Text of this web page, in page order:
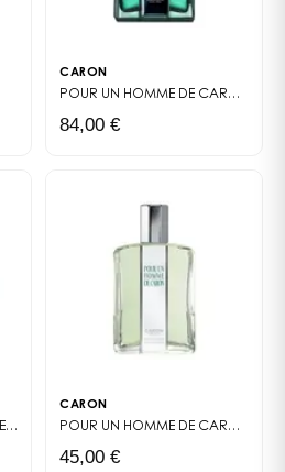
CARON
POUR UN HOMME DE CARON
84,00 €
EAU DE TOILETTE INTENSE
CARON
POUR UN HOMME DE CARON LOTION APRÈS-RASAGE
45,00 €